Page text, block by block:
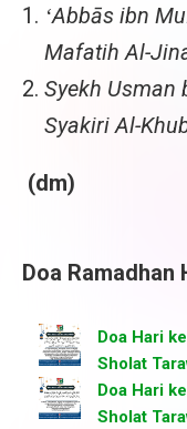
ʻAbbās ibn Mu
Mafatih Al-
Syekh Usman
Syakiri Al-
(dm)
Doa Ramadhan
Doa Hari
Sholat
Doa Hari
Sholat